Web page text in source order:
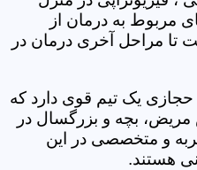
مربوط به درمان از
تا مراحل آخری درمان در
یک تیم قوی دارد که
بچه و بزرگسال در
و متخصصی در این
هستند.